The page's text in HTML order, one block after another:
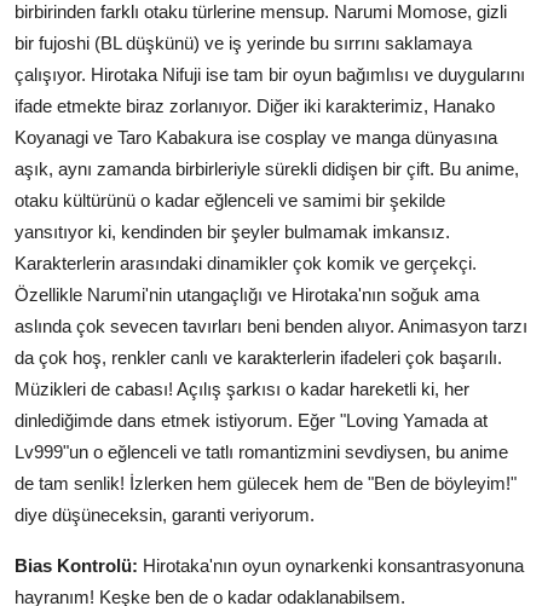
birbirinden farklı otaku türlerine mensup. Narumi Momose, gizli
bir fujoshi (BL düşkünü) ve iş yerinde bu sırrını saklamaya
çalışıyor. Hirotaka Nifuji ise tam bir oyun bağımlısı ve duygularını
ifade etmekte biraz zorlanıyor. Diğer iki karakterimiz, Hanako
Koyanagi ve Taro Kabakura ise cosplay ve manga dünyasına
aşık, aynı zamanda birbirleriyle sürekli didişen bir çift. Bu anime,
otaku kültürünü o kadar eğlenceli ve samimi bir şekilde
yansıtıyor ki, kendinden bir şeyler bulmamak imkansız.
Karakterlerin arasındaki dinamikler çok komik ve gerçekçi.
Özellikle Narumi'nin utangaçlığı ve Hirotaka'nın soğuk ama
aslında çok sevecen tavırları beni benden alıyor. Animasyon tarzı
da çok hoş, renkler canlı ve karakterlerin ifadeleri çok başarılı.
Müzikleri de cabası! Açılış şarkısı o kadar hareketli ki, her
dinlediğimde dans etmek istiyorum. Eğer "Loving Yamada at
Lv999"un o eğlenceli ve tatlı romantizmini sevdiysen, bu anime
de tam senlik! İzlerken hem gülecek hem de "Ben de böyleyim!"
diye düşüneceksin, garanti veriyorum.
Bias Kontrolü: Hirotaka'nın oyun oynarkenki konsantrasyonuna
hayranım! Keşke ben de o kadar odaklanabilsem.